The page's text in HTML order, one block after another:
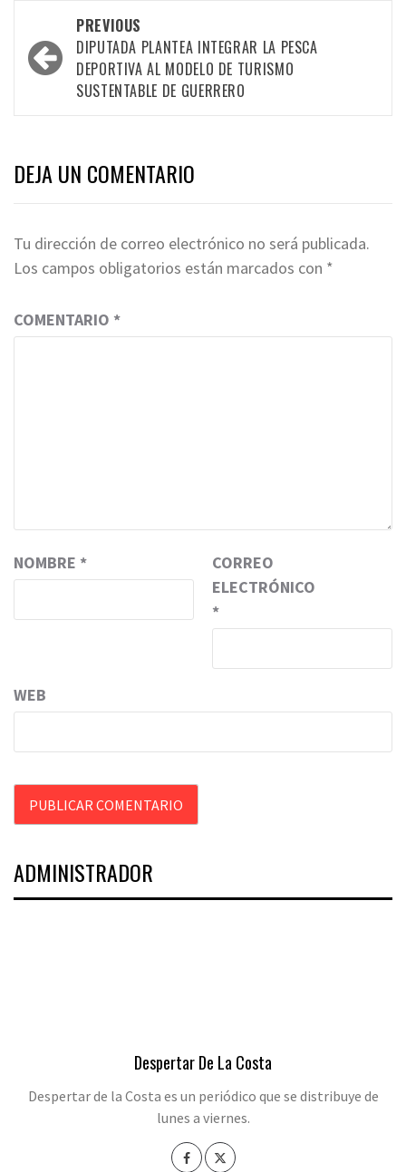
navigation
PREVIOUS
DIPUTADA PLANTEA INTEGRAR LA PESCA
DEPORTIVA AL MODELO DE TURISMO
SUSTENTABLE DE GUERRERO
DEJA UN COMENTARIO
Tu dirección de correo electrónico no será publicada.
Los campos obligatorios están marcados con *
COMENTARIO *
NOMBRE *
CORREO
ELECTRÓNICO
*
WEB
ADMINISTRADOR
Despertar De La Costa
Despertar de la Costa es un periódico que se distribuye de
lunes a viernes.